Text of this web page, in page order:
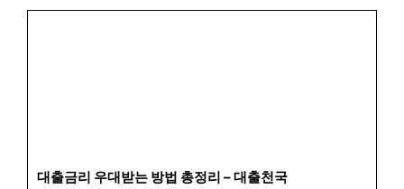
대출금리 우대받는 방법 총정리 – 대출천국